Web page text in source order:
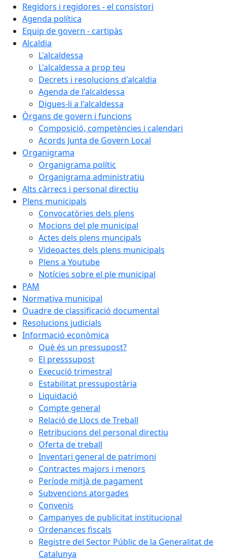
Regidors i regidores - el consistori
Agenda política
Equip de govern - cartipàs
Alcaldia
L'alcaldessa
L'alcaldessa a prop teu
Decrets i resolucions d'alcaldia
Agenda de l'alcaldessa
Digues-li a l'alcaldessa
Òrgans de govern i funcions
Composició, competències i calendari
Acords Junta de Govern Local
Organigrama
Organigrama polític
Organigrama administratiu
Alts càrrecs i personal directiu
Plens municipals
Convocatòries dels plens
Mocions del ple municipal
Actes dels plens muncipals
Videoactes dels plens municipals
Plens a Youtube
Notícies sobre el ple municipal
PAM
Normativa municipal
Quadre de classificació documental
Resolucions judicials
Informació econòmica
Què és un pressupost?
El presssupost
Execució trimestral
Estabilitat pressupostària
Liquidació
Compte general
Relació de Llocs de Treball
Retribucions del personal directiu
Oferta de treball
Inventari general de patrimoni
Contractes majors i menors
Període mitjà de pagament
Subvencions atorgades
Convenis
Campanyes de publicitat institucional
Ordenances fiscals
Registre del Sector Públic de la Generalitat de
Catalunya